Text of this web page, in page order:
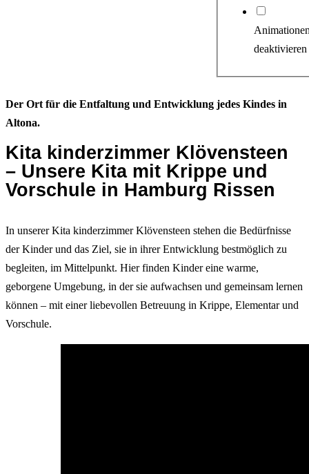
deaktivieren
Der Ort für die Entfaltung und Entwicklung jedes Kindes in
Altona.
Kita kinderzimmer Klövensteen
– Unsere Kita mit Krippe und
Vorschule in Hamburg Rissen
In unserer Kita kinderzimmer Klövensteen stehen die Bedürfnisse
der Kinder und das Ziel, sie in ihrer Entwicklung bestmöglich zu
begleiten, im Mittelpunkt. Hier finden Kinder eine warme,
geborgene Umgebung, in der sie aufwachsen und gemeinsam lernen
können – mit einer liebevollen Betreuung in Krippe, Elementar und
Vorschule.